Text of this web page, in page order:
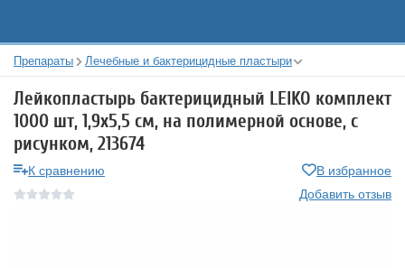
Препараты Лечебные и бактерицидные пластыри
Лейкопластырь бактерицидный LEIKO комплект
1000 шт, 1,9х5,5 см, на полимерной основе, с
рисунком, 213674
К сравнению
В избранное
Добавить отзыв